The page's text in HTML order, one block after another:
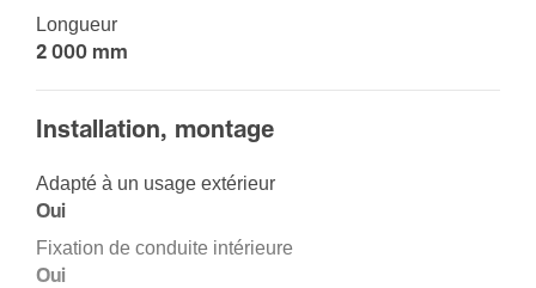
Longueur
2 000 mm
Installation, montage
Adapté à un usage extérieur
Oui
Fixation de conduite intérieure
Oui